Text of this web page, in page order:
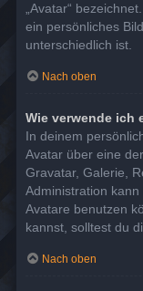
„Avatar“
ein persönliches
unterschiedlich ist.
Nach oben
Wie verwende ich
In deinem
Avatar über eine
Gravatar, Galerie,
Administration
Avatare benutzen
kannst, solltest du
Nach oben